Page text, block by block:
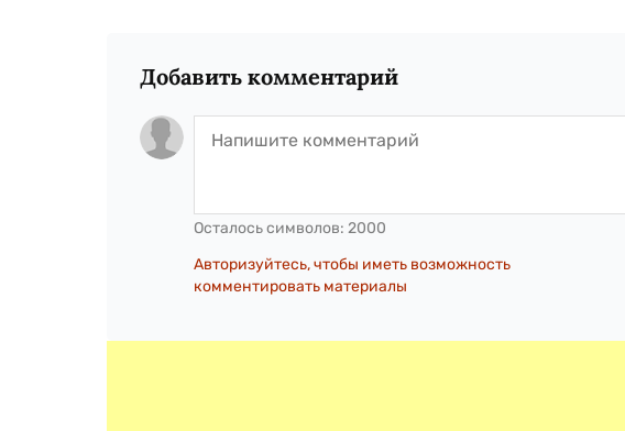
Добавить комментарий
Осталось символов: 2000
Авторизуйтесь, чтобы иметь возможность
комментировать материалы